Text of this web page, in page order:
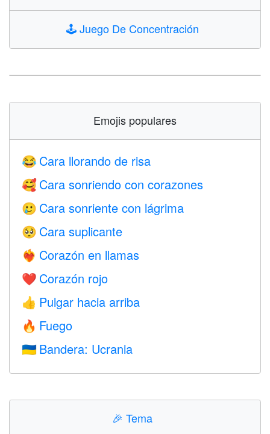
🕹️Juego De Concentración
Emojis populares
😂 Cara llorando de risa
🥰 Cara sonriendo con corazones
🥲 Cara sonriente con lágrima
🥺 Cara suplicante
❤️‍🔥 Corazón en llamas
❤️ Corazón rojo
👍 Pulgar hacia arriba
🔥 Fuego
🇺🇦 Bandera: Ucrania
🎉 Tema